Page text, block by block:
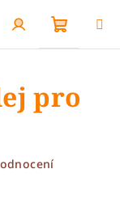
Přihlášení
košík
pro